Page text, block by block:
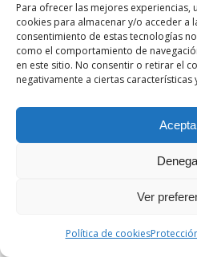
Para ofrecer las mejores
cookies para almacenar y/o acceder a
consentimiento de estas tecnologías
como el comportamiento de
en este sitio. No consentir o retirar el
negativamente a ciertas características
Ver
Política de cookies